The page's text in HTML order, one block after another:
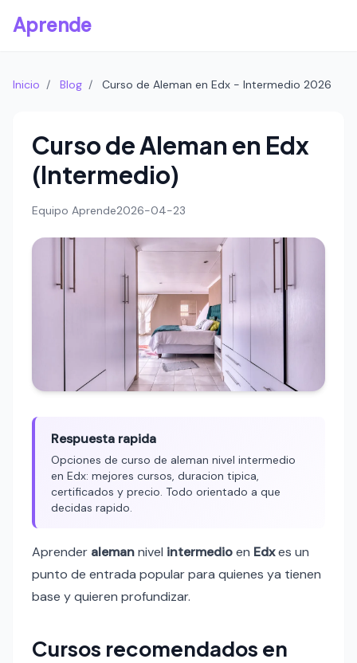
Aprende
Inicio / Blog / Curso de Aleman en Edx - Intermedio 2026
Curso de Aleman en Edx
(Intermedio)
Equipo Aprende2026-04-23
Respuesta rapida
Opciones de curso de aleman nivel intermedio
en Edx: mejores cursos, duracion tipica,
certificados y precio. Todo orientado a que
decidas rapido.
Aprender alemannivel intermedioen Edxes un
punto de entrada popular para quienes ya tienen
base y quieren profundizar.
Cursos recomendados en